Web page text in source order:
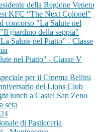
della Regione Veneto
KFC “The Next Colonel”
concorso "La Salute nel
giardino della seppia"
Salute nel Piatto” - Classe
nel Piatto" - Classe V
per il Cinema Bellini
del Lions Club
lunch a Castel San Zeno
sera
di Pasticceria